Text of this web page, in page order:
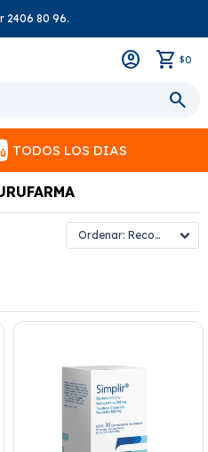
2406 80 96.
$0
TODOS LOS DIAS
Recomendados